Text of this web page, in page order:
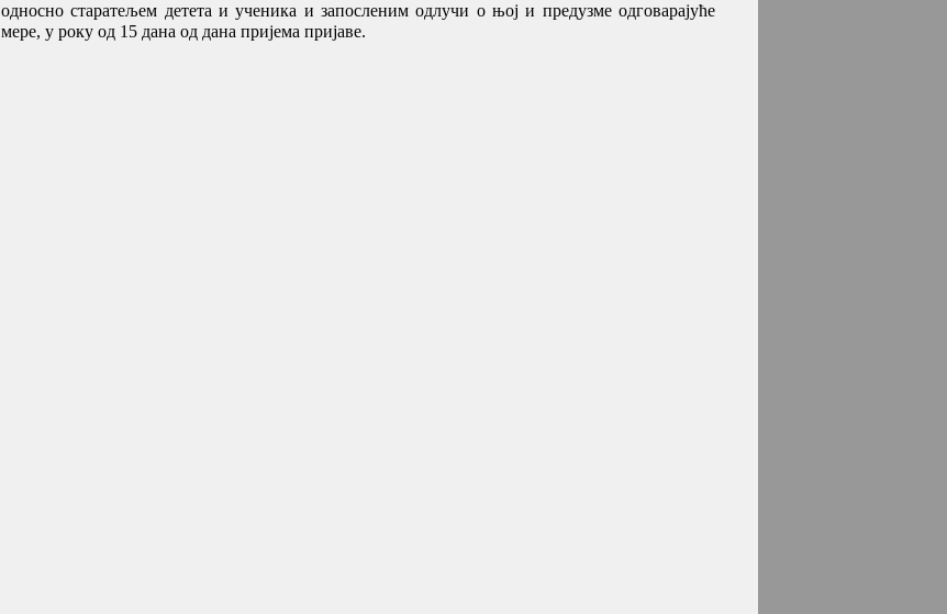
односно старатељем детета и ученика и запосленим одлучи о њој и предузме одговарајуће
мере, у року од 15 дана од дана пријема пријаве.